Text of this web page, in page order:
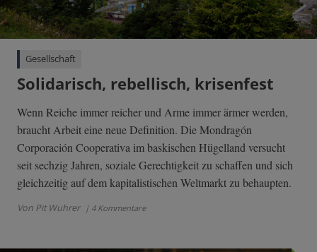
Gesellschaft
Solidarisch, rebellisch, krisenfest
Wenn Reiche immer reicher und Arme immer ärmer werden,
braucht Arbeit eine neue Definition. Die Mondragón
Corporación Cooperativa im baskischen Hügelland versucht
seit sechzig Jahren, soziale Gerechtigkeit zu schaffen und sich
gleichzeitig auf dem kapitalistischen Weltmarkt zu behaupten.
Von Pit Wuhrer | 4 Kommentare